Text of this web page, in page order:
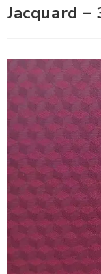
Jacquard –